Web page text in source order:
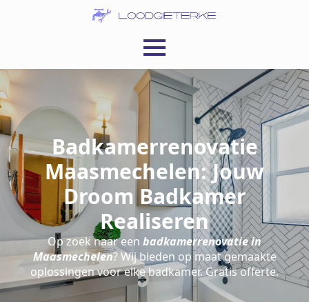
Badkamerrenovatie
Maasmechelen: Jouw
Droom Badkamer
Realiseren
Op zoek naar een badkamerrenovatie in
Maasmechelen? Wij bieden op maat gemaakte
oplossingen voor elke badkamer. Gratis offerte.